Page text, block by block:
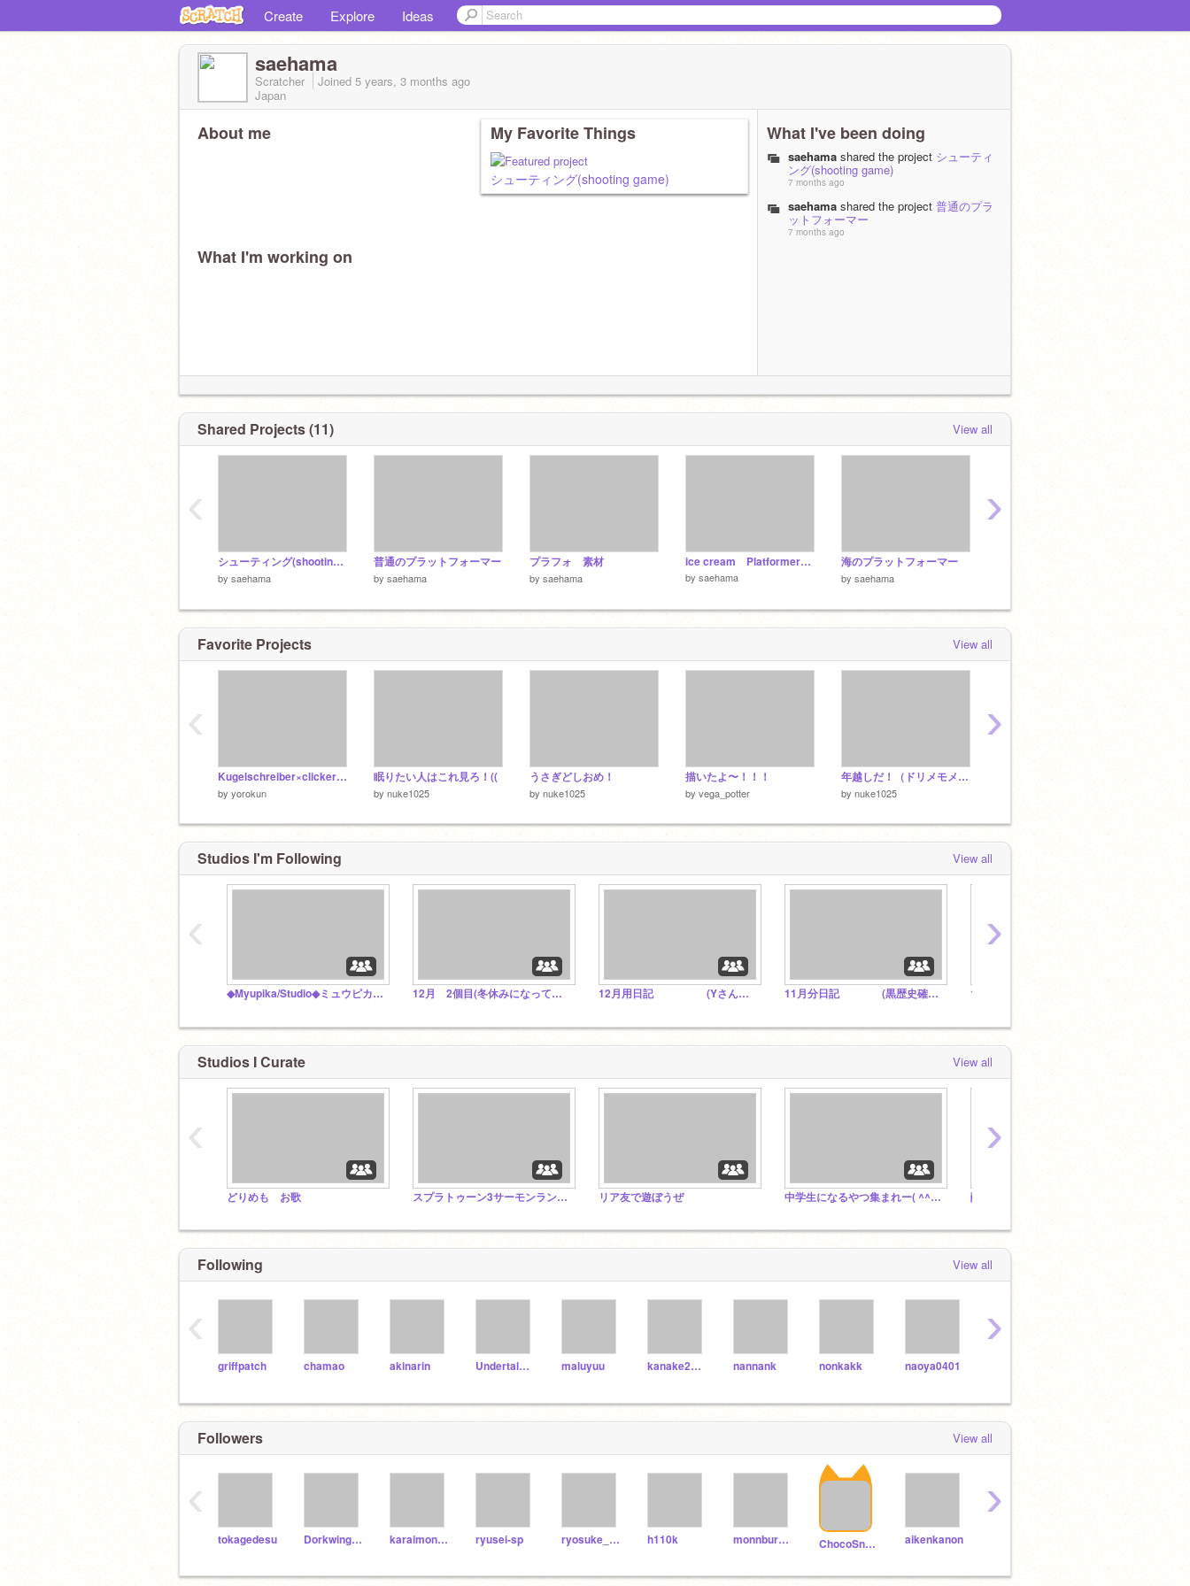
Create Explore Ideas
saehama
Scratcher Joined 5 years, 3 months ago
Japan
About me
What I'm working on
My Favorite Things
シューティング(shooting game)
What I've been doing
saehama shared the project シューティ
ング(shooting game)
7 months ago
saehama shared the project 普通のプラ
ットフォーマー
7 months ago
Shared Projects (11) View all
シューティング(shooting game)
by saehama
普通のプラットフォーマー
by saehama
プラフォ 素材
by saehama
ice cream Platformer [PC mobile]
by saehama
海のプラットフォーマー
by saehama
‹ ›
Favorite Projects View all
Kugelschreiber×clicker(クーゲルシュライバー×クリッカー)
by yorokun
眠りたい人はこれ見ろ！((
by nuke1025
うさぎどしおめ！
by nuke1025
描いたよ〜！！！
by vega_potter
年越しだ！（ドリメモメンバー）
by nuke1025
‹ ›
Studios I'm Following View all
◆Myupika/Studio◆ミュウピカスタジオ‼ 12月 2個目(冬休みになってもた) 12月用日記 (Yさんネタ増えた) 11月分日記 (黒歴史確定演出)
‹ ›
Studios I Curate View all
どりめも お歌 スプラトゥーン3サーモンラン風クリッカー‼︎ver2,0スタジオ リア友で遊ぼうぜ 中学生になるやつ集まれー( ^^) _U~~ちょっと違っててもいいぞ（マネージャー、キュレーター募集中） 酔いどれ知らず 文字PV
‹ ›
Following View all
griffpatch chamao akinarin Undertale_Coder maluyuu kanake2009 nannank nonkakk naoya0401
‹ ›
Followers View all
tokagedesu DorkwingDuck karaimonoumasugiwaro ryusei-sp ryosuke_rrrr h110k monnburann682 ChocoSnackdazo aikenkanon
‹ ›